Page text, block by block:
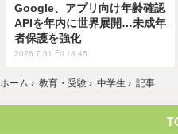
Google、アプリ向け年齢確認
APIを年内に世界展開…未成年
者保護を強化
2026.7.31 Fri 13:45
ホーム › 教育・受験 › 中学生 › 記事